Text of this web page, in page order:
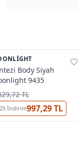
29
Body Siyah
9435
TL
25 İndirim997,29 TL